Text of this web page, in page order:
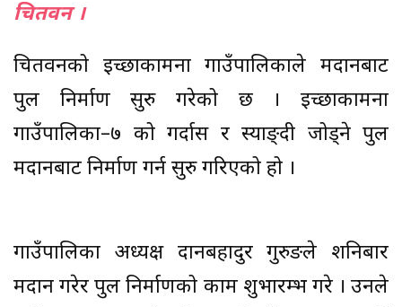
चितवन ।
चितवनको इच्छाकामना गाउँपालिकाले श्रमदानबाट
पुल निर्माण सुरु गरेको छ । इच्छाकामना
गाउँपालिका–७ को गर्दास र स्याङ्दी जोड्ने पुल
श्रमदानबाट निर्माण गर्न सुरु गरिएको हो ।
गाउँपालिका अध्यक्ष दानबहादुर गुरुङले शनिबार
श्रमदान गरेर पुल निर्माणको काम शुभारम्भ गरे । उनले